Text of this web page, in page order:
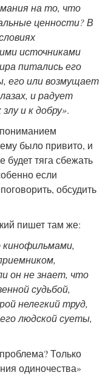
на то, что
ценности? В
источниками
питались его
его или возмущает
и радует
и к добру».
было привито, и
будет тяга сбежать
если
обсудить
пишет там же:
он не знает, что
судьбой,
нелегкий труд,
людской суеты,
Только
одиночества»